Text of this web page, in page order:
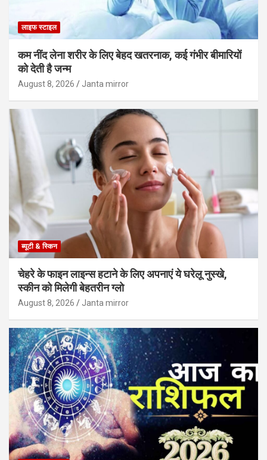
लाइफ स्टाइल
कम नींद लेना शरीर के लिए बेहद खतरनाक, कई गंभीर बीमारियों
को देती है जन्म
August 8, 2026 Janta mirror
ब्यूटी & स्किन
चेहरे के फाइन लाइन्स हटाने के लिए अपनाएं ये घरेलू नुस्खे,
स्कीन को मिलेगी बेहतरीन ग्लो
August 8, 2026 Janta mirror